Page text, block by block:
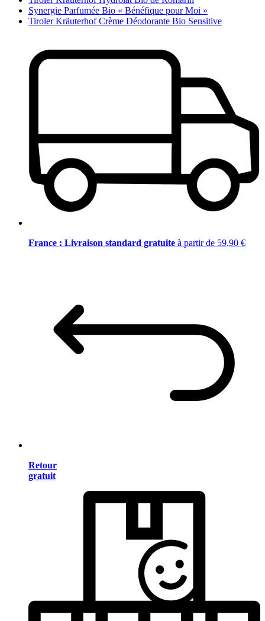
Synergie Parfumée Bio « Bénéfique pour Moi »
Tiroler Kräuterhof Crème Déodorante Bio Sensitive
France : Livraison standard gratuite à partir de 59,90 €
Retour
gratuit